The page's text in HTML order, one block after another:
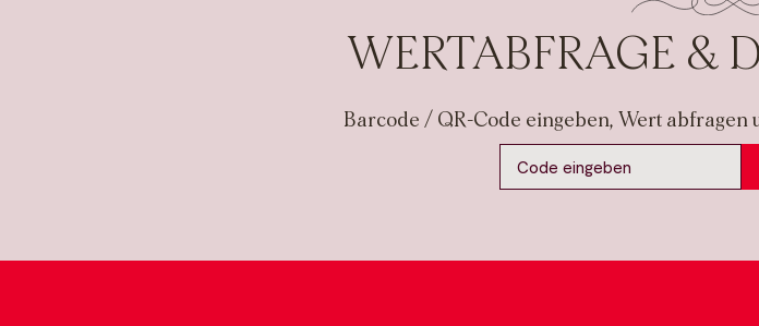
WERTABFRAGE &
Barcode / QR-Code eingeben, Wert